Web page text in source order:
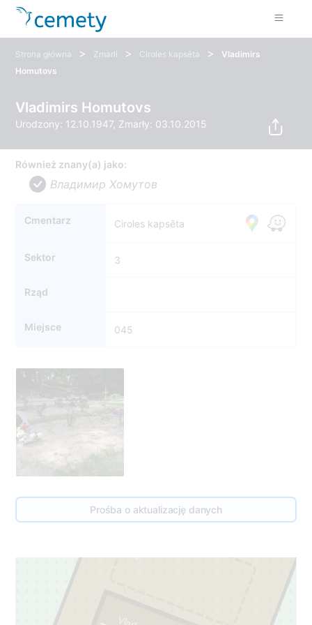
Strona główna > Zmarli > Ciroles kapsēta >
Vladimirs
Homutovs
Vladimirs Homutovs
Urodzony: 12.10.1947, Zmarły: 03.10.2015
Również znany(a) jako:
Владимир Хомутов
Cmentarz Ciroles kapsēta
Sektor 3
Rząd
Miejsce 045
Prośba o aktualizację danych
45
2